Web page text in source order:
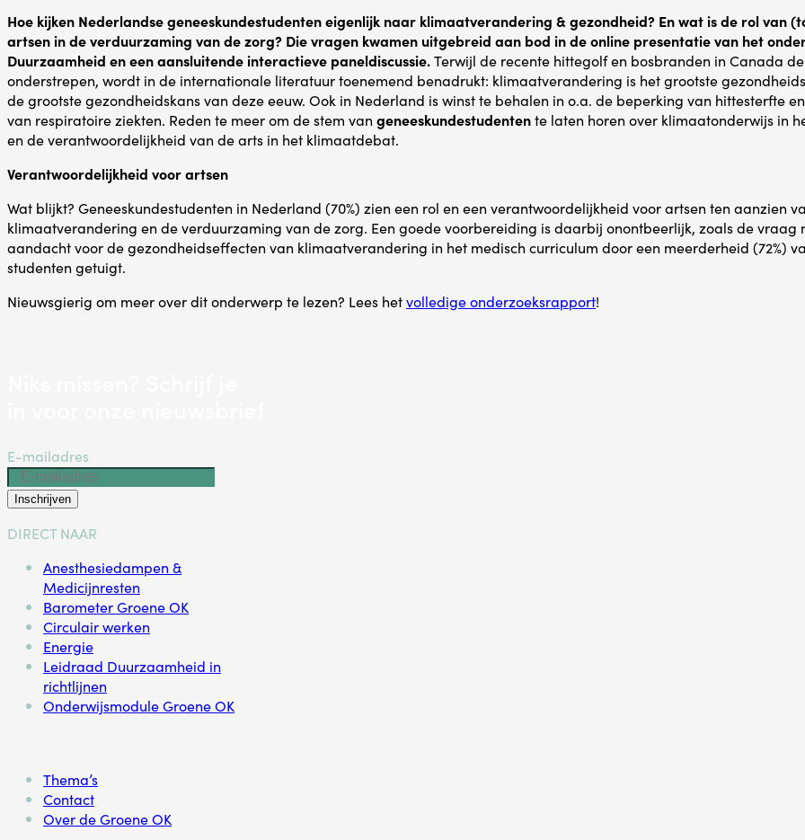
Hoe kijken Nederlandse geneeskundestudenten eigenlijk naar klimaatverandering & gezondheid? En wat is de rol van
artsen in de verduurzaming van de zorg? Die vragen kwamen uitgebreid aan bod in de online presentatie van het
Duurzaamheid en een aansluitende interactieve paneldiscussie.Terwijl de recente hittegolf en bosbranden in Canada
onderstrepen, wordt in de internationale literatuur toenemend benadrukt: klimaatverandering is het grootste
de grootste gezondheidskans van deze eeuw. Ook in Nederland is winst te behalen in o.a. de beperking van hittesterfte
van respiratoire ziekten. Reden te meer om de stem van geneeskundestudentente laten horen over klimaatonderwijs in
en de verantwoordelijkheid van de arts in het klimaatdebat.
Verantwoordelijkheid voor artsen
Wat blijkt? Geneeskundestudenten in Nederland (70%) zien een rol en een verantwoordelijkheid voor artsen ten aanzien
klimaatverandering en de verduurzaming van de zorg. Een goede voorbereiding is daarbij onontbeerlijk, zoals de vraag
aandacht voor de gezondheidseffecten van klimaatverandering in het medisch curriculum door een meerderheid (72%)
studenten getuigt.
Nieuwsgierig om meer over dit onderwerp te lezen? Lees hetvolledige onderzoeksrapport!
E-mailadres
Inschrijven
DIRECT NAAR
Anesthesiedampen &
Medicijnresten
Barometer Groene OK
Circulair werken
Energie
Leidraad Duurzaamheid in
richtlijnen
Onderwijsmodule Groene OK
Thema’s
Contact
Over de Groene OK